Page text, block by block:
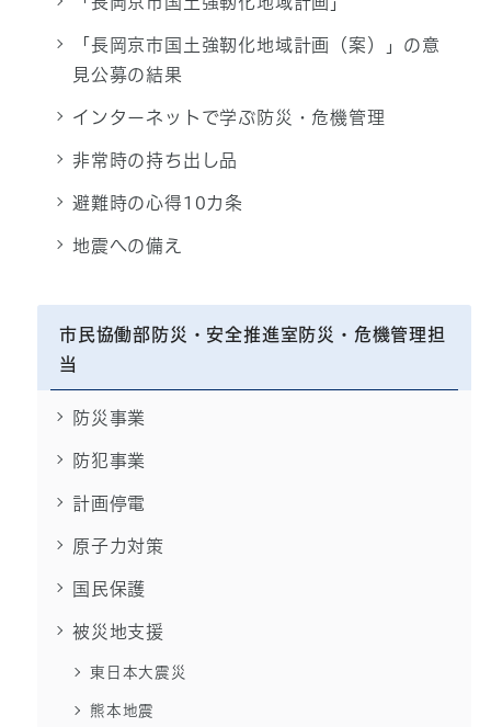
「長岡京市国土強靭化地域計画（案）」の意
見公募の結果
インターネットで学ぶ防災・危機管理
非常時の持ち出し品
避難時の心得10カ条
地震への備え
市民協働部防災・安全推進室防災・危機管理担
当
防災事業
防犯事業
計画停電
原子力対策
国民保護
被災地支援
東日本大震災
熊本地震